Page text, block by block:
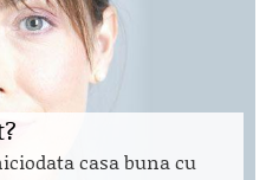
casa buna cu